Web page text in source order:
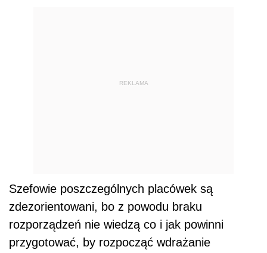
REKLAMA
Szefowie poszczególnych placówek są
zdezorientowani, bo z powodu braku
rozporządzeń nie wiedzą co i jak powinni
przygotować, by rozpocząć wdrażanie